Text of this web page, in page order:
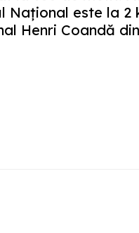
Naţional este la
Henri Coandă